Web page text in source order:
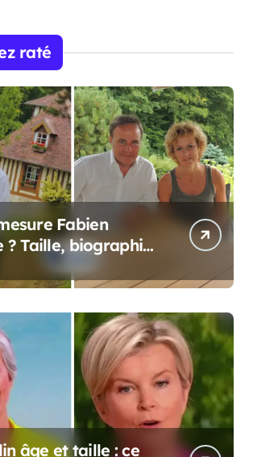
raté
Fabien
? Taille, biographie
complètes
âge et taille : ce